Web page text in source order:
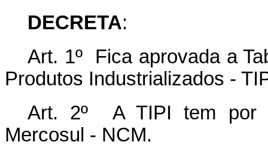
DECRETA:
Art. 1º Fica aprovada a
Produtos Industrializados -
Art. 2º A TIPI tem por
Mercosul - NCM.